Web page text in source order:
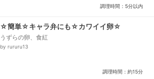
調理時間：5分以内
☆簡単☆キャラ弁にも☆カワイイ卵☆
うずらの卵、食紅
by rururu13
調理時間：約15分